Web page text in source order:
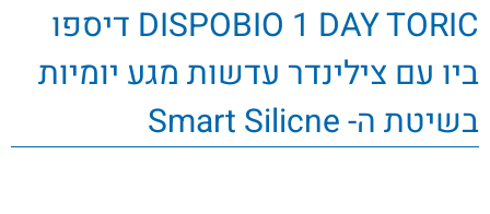
DISPOBIO 1 DAY TORIC דיספו
ביו עם צילינדר עדשות מגע יומיות
בשיטת ה- Smart Silicne